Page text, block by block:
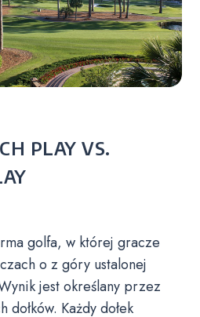
PLAY VS.
golfa, w której gracze
o z góry ustalonej
jest określany przez
dołków. Każdy dołek